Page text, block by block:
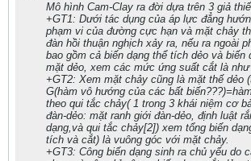
Mô hình Cam-Clay ra đời dựa trên 3 giả
+GT1: Dưới tác dụng của áp lực đẳng
phạm vi của đường cực hạn và mặt chảy
đàn hồi thuận nghịch xảy ra, nếu ra ngoài
bao gồm cả biến dạng thể tích dẻo và biến
mặt dẻo, xem các mức ứng suất cắt là như
+GT2: Xem mặt chảy cũng là mặt thế dẻo
G(hàm vô hướng của các bất
theo qui tắc chảy( 1 trong 3 khái niệm cơ
đàn-dẻo: mặt ranh giới đàn-dẻo, định luật
dạng,và qui tắc chảy[2]) xem tổng biến
tích và cắt) là vuông góc với mặt chảy.
+GT3: Công biến dạng sinh ra chủ yếu do